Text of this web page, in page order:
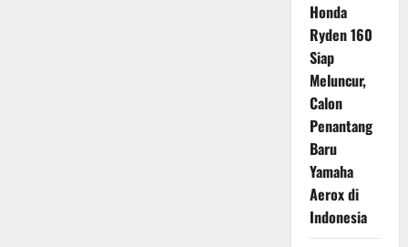
Honda
Ryden 160
Siap
Meluncur,
Calon
Penantang
Baru
Yamaha
Aerox di
Indonesia